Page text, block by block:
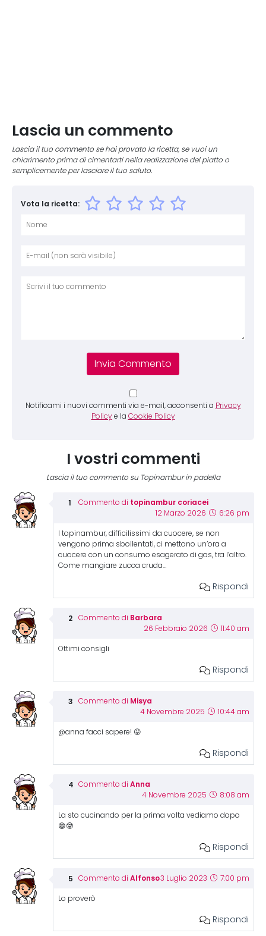
Lascia un commento
Lascia il tuo commento se hai provato la ricetta, se vuoi un
chiarimento prima di cimentarti nella realizzazione del piatto o
semplicemente per lasciare il tuo saluto.
Vota la ricetta:
Notificami i nuovi commenti via e-mail, acconsenti a Privacy
Policy e la Cookie Policy
I vostri commenti
Lascia il tuo commento su Topinambur in padella
Commento di topinambur coriacei
12 Marzo 2026 6:26 pm
I topinambur, difficilissimi da cuocere, se non
vengono prima sbollentati, ci mettono un’ora a
cuocere con un consumo esagerato di gas, tra l’altro.
Come mangiare zucca cruda…
Rispondi
Commento di Barbara
26 Febbraio 2026 11:40 am
Ottimi consigli
Rispondi
Commento di Misya
4 Novembre 2025 10:44 am
@anna facci sapere! 😛
Rispondi
Commento di Anna
4 Novembre 2025 8:08 am
La sto cucinando per la prima volta vediamo dopo
😄🤓
Rispondi
Commento di Alfonso3 Luglio 2023 7:00 pm
Lo proverò
Rispondi